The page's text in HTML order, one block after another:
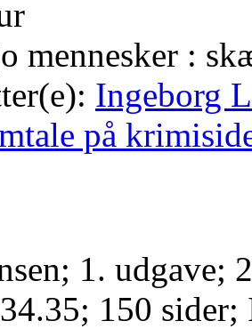
mennesker :
Ingeborg
på
1. udgave;
150